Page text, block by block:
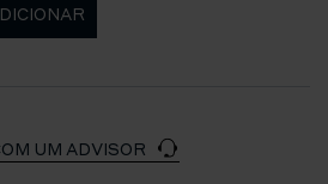
UM ADVISOR